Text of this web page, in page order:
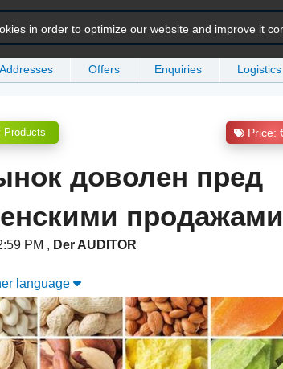
Addresses Offers Enquiries Logistics
in order to optimize our website and improve it
Products Price:
доволен пред
продажами
PM , Der AUDITOR
language